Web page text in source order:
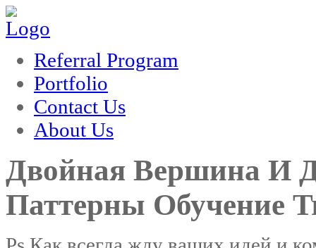
film izle
Referral Program
Portfolio
Contact Us
About Us
Двойная Вершина И
Паттерны Обучение